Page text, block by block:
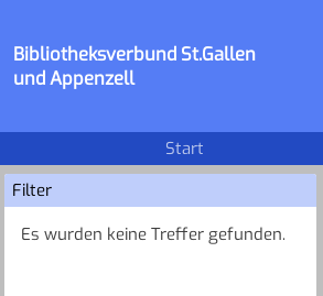
Bibliotheksverbund St.Gallen
und Appenzell
Start
Filter
Es wurden keine Treffer gefunden.